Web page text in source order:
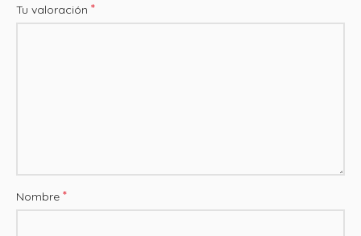
Tu valoración *
Nombre *